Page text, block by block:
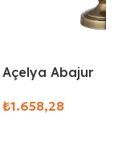
Açelya Abajur
₺